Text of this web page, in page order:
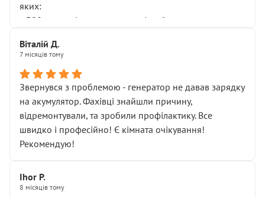
яких:
• 300 грн — діагностика гальмівної системи
НЕ погоджував
послуга. Тим більше, я був поруч і жодної реальної
діагностики ходової не проводилось. Після
зауваження гроші за цю “послугу” повернули, що
лише підтвердило мою правоту.
Але головне — я виїжджаю з боксу, і скрип у гальмах
залишився таким самим, як і був. Тобто оплачена
Далі ситуація тільки погіршилась:
• сказали, що тепер “потрібно знімати колеса”
Віталій Д.
7 місяців тому
Звернувся з проблемою - генератор не давав зарядку
на акумулятор. Фахівці знайшли причину,
відремонтували, та зробили профілактику. Все
швидко і професійно! Є кімната очікування!
Рекомендую!
Ihor P.
8 місяців тому